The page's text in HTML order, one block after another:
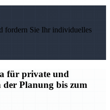
fordern Sie Ihr individuelles
für private und
der Planung bis zum